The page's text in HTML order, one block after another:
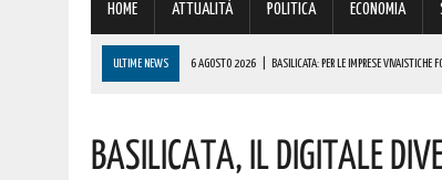
HOME ATTUALITÀ POLITICA ECONOMIA
ULTIME NEWS 6 AGOSTO 2026 BASILICATA: PER LE IMPRESE VIVAISTICHE
6 AGOSTO 2026 | POTENZA, PER IL GRAVE INCENDIO IN PROVINCIA CARABINIERI
Basilicata, Il Digitale